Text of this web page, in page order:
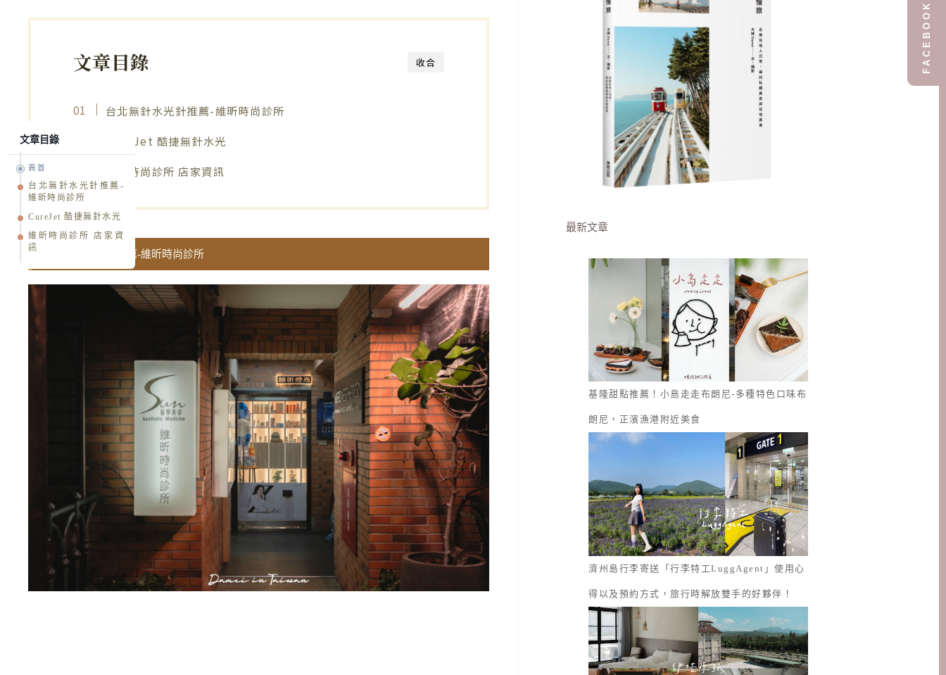
收合
文章目錄
台北無針水光針推薦-維昕時尚診所
CureJet 酷捷無針水光
維昕時尚診所 店家資訊
台北無針水光針推薦-維昕時尚診所
最新文章
基隆甜點推薦！小島走走布朗尼-多種特色口味布
朗尼，正濱漁港附近美食
濟州島行李寄送「行李特工LuggAgent」使用心
得以及預約方式，旅行時解放雙手的好夥伴！
FACEBOOK
文章目錄
頁首
台北無針水光針推薦-
維昕時尚診所
CureJet 酷捷無針水光
維昕時尚診所 店家資
訊